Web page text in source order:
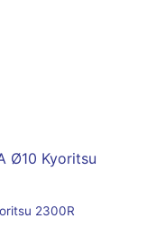
2300R